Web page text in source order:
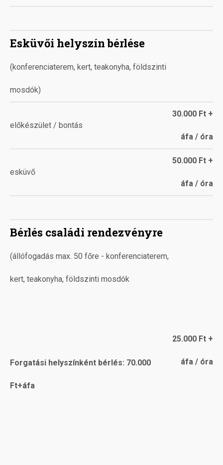
Esküvői helyszín bérlése
(konferenciaterem, kert, teakonyha, földszinti
mosdók)
előkészület / bontás
30.000 Ft +
áfa / óra
esküvő
50.000 Ft +
áfa / óra
Bérlés családi rendezvényre
(állófogadás max. 50 főre - konferenciaterem,
kert, teakonyha, földszinti mosdók
Forgatási helyszínként bérlés: 70.000
Ft+áfa
25.000 Ft +
áfa / óra